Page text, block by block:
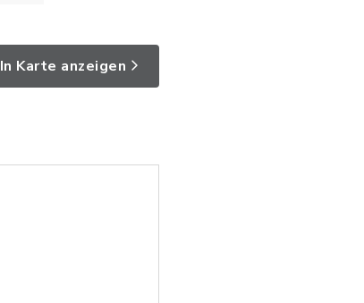
In Karte anzeigen